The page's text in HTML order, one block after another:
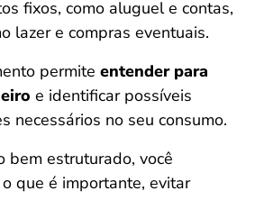
fixos, como aluguel e contas,
lazer e compras eventuais.
permite entender para
e identificar possíveis
necessários no seu consumo.
bem estruturado, você
que é importante, evitar